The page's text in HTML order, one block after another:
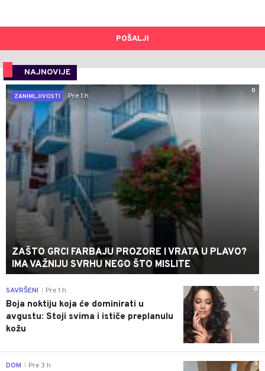
POŠALJI
NAJNOVIJE
0
ZANIMLJIVOSTI
Pre 1 h
ZAŠTO GRCI FARBAJU PROZORE I VRATA U PLAVO?
IMA VAŽNIJU SVRHU NEGO ŠTO MISLITE
0
SAVRŠENI Pre 1 h
Boja noktiju koja će dominirati u
avgustu: Stoji svima i ističe preplanulu
kožu
0
DOM Pre 3 h